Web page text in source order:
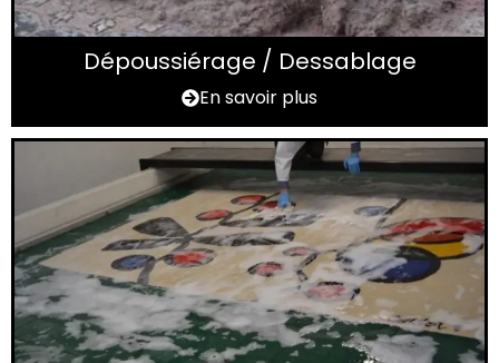
Dépoussiérage / Dessablage
En savoir plus